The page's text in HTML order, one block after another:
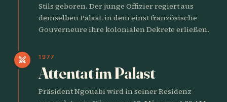
Stils geboren. Der junge Offizier regiert aus
demselben Palast, in dem einst französische
Gouverneure ihre kolonialen Dekrete erließen.
swords 1977
Attentat im Palast
Präsident Ngouabi wird in seiner Residenz